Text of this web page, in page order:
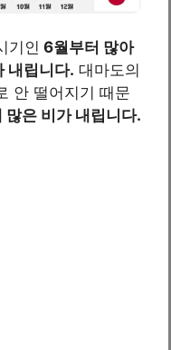
기인 6월부터 많아
내립니다. 대마도의
안 떨어지기 때문
많은 비가 내립니다.